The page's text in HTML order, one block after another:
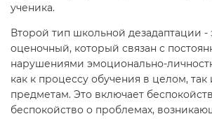
ученика.
Второй тип школьной дезадаптации
оценочный, который связан с
нарушениями эмоционально-
как к процессу обучения в целом,
предметам. Это включает
беспокойство о проблемах,